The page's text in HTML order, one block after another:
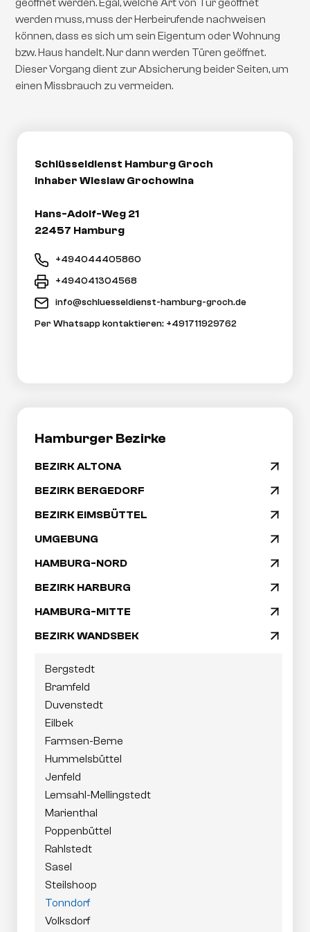
geöffnet werden. Egal, welche Art von Tür geöffnet
werden muss, muss der Herbeirufende nachweisen
können, dass es sich um sein Eigentum oder Wohnung
bzw. Haus handelt. Nur dann werden Türen geöffnet.
Dieser Vorgang dient zur Absicherung beider Seiten, um
einen Missbrauch zu vermeiden.
Schlüsseldienst Hamburg Groch
Inhaber Wieslaw Grochowina
Hans-Adolf-Weg 21
22457 Hamburg
+494044405860
+494041304568
info@schluesseldienst-hamburg-groch.de
Per Whatsapp kontaktieren: +491711929762
Hamburger Bezirke
überspringen
BEZIRK ALTONA arrow_drop_down
BEZIRK BERGEDORF arrow_drop_down
BEZIRK EIMSBÜTTEL arrow_drop_down
UMGEBUNG arrow_drop_down
HAMBURG-NORD arrow_drop_down
BEZIRK HARBURG arrow_drop_down
HAMBURG-MITTE arrow_drop_down
BEZIRK WANDSBEK arrow_drop_down
Bergstedt
Bramfeld
Duvenstedt
Eilbek
Farmsen-Berne
Hummelsbüttel
Jenfeld
Lemsahl-Mellingstedt
Marienthal
Poppenbüttel
Rahlstedt
Sasel
Steilshoop
Tonndorf
Volksdorf